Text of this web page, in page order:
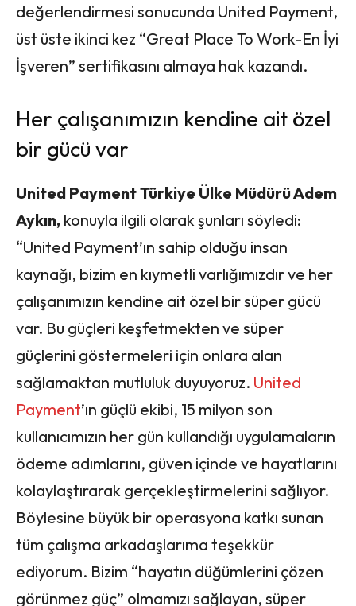
değerlendirmesi sonucunda United Payment,
üst üste ikinci kez “Great Place To Work-En İyi
İşveren” sertifikasını almaya hak kazandı.
Her çalışanımızın kendine ait özel
bir gücü var
United Payment Türkiye Ülke Müdürü Adem
Aykın, konuyla ilgili olarak şunları söyledi:
“United Payment’ın sahip olduğu insan
kaynağı, bizim en kıymetli varlığımızdır ve her
çalışanımızın kendine ait özel bir süper gücü
var. Bu güçleri keşfetmekten ve süper
güçlerini göstermeleri için onlara alan
sağlamaktan mutluluk duyuyoruz. United
Payment’ın güçlü ekibi, 15 milyon son
kullanıcımızın her gün kullandığı uygulamaların
ödeme adımlarını, güven içinde ve hayatlarını
kolaylaştırarak gerçekleştirmelerini sağlıyor.
Böylesine büyük bir operasyona katkı sunan
tüm çalışma arkadaşlarıma teşekkür
ediyorum. Bizim “hayatın düğümlerini çözen
görünmez güç” olmamızı sağlayan, süper